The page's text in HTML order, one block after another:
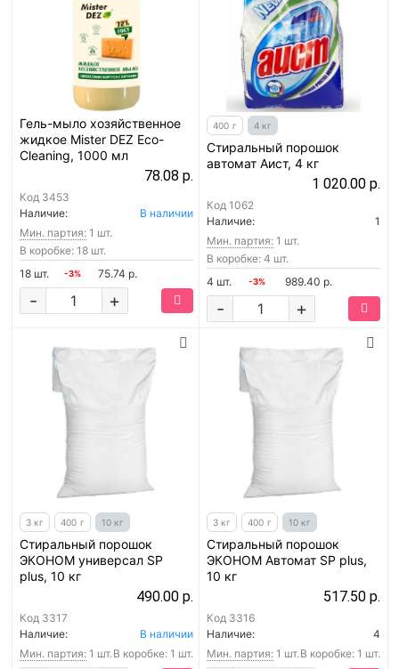
Гель-мыло хозяйственное
жидкое Mister DEZ Eco-
Cleaning, 1000 мл
78.08 р.
Код 3453
Наличие:
В наличии
Мин. партия: 1 шт.
В коробке: 18 шт.
18 шт.
-3% 75.74 р.
+
-
400 г 4 кг
Стиральный порошок
автомат Аист, 4 кг
1 020.00 р.
Код 1062
Наличие:
1
Мин. партия: 1 шт.
В коробке: 4 шт.
4 шт.
-3% 989.40 р.
+
-
3 кг 400 г 10 кг
Стиральный порошок
ЭКОНОМ универсал SP
plus, 10 кг
490.00 р.
Код 3317
Наличие:
В наличии
Мин. партия: 1 шт.В коробке: 1 шт.
3 кг 400 г 10 кг
Стиральный порошок
ЭКОНОМ Автомат SP plus,
10 кг
517.50 р.
Код 3316
Наличие:
4
Мин. партия: 1 шт.В коробке: 1 шт.